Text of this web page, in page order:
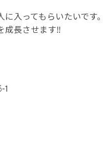
入ってもらいたいです。
成長させます!!
1